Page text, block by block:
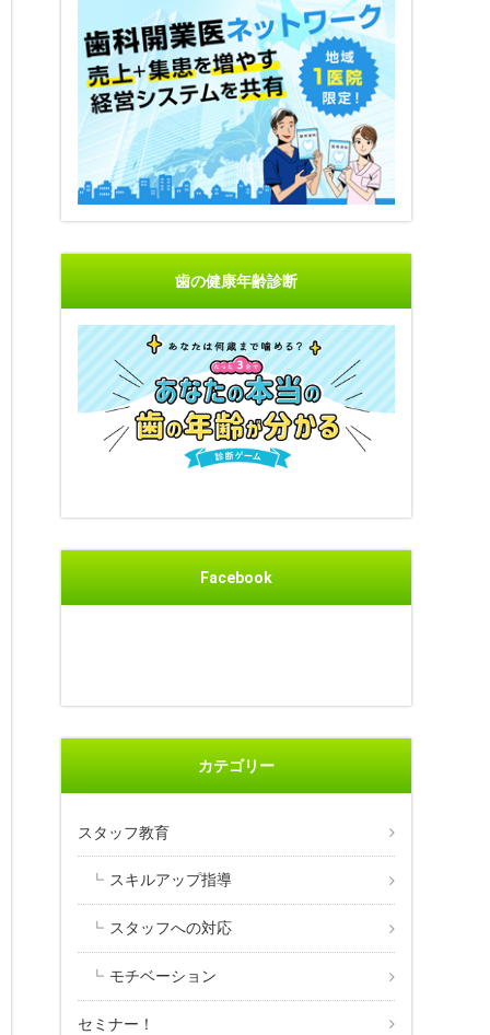
歯の健康年齢診断
Facebook
カテゴリー
スタッフ教育
スキルアップ指導
スタッフへの対応
モチベーション
セミナー！